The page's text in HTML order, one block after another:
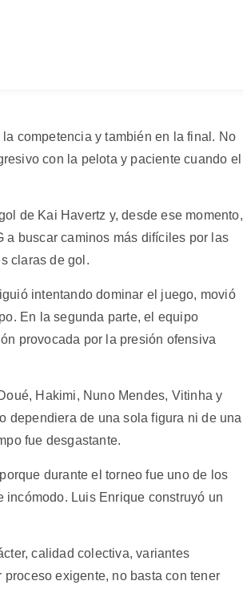
competencia y también en la final. No
con la pelota y paciente cuando el
de Kai Havertz y, desde ese momento,
a buscar caminos más difíciles por las
claras de gol.
intentando dominar el juego, movió
En la segunda parte, el equipo
provocada por la presión ofensiva
Hakimi, Nuno Mendes, Vitinha y
dependiera de una sola figura ni de una
fue desgastante.
durante el torneo fue uno de los
Luis Enrique construyó un
calidad colectiva, variantes
exigente, no basta con tener